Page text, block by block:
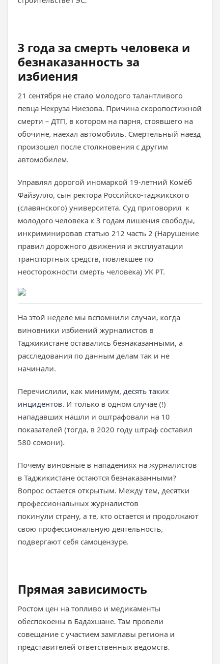
3 года за смерть человека и
безнаказанность за
избиения
21 сентября не стало молодого талантливого
певца Некруза Ниёзова. Причина скоропостижной
смерти – ДТП, в котором на парня, стоявшего на
обочине, наехал автомобиль. Смертельный наезд
произошел после столкновения с другим
автомобилем.
Управлял дорогой иномаркой 19-летний Комёб
Файзулло, сын ректора Российско-таджикского
(славянского) университета. Суд приговорил к
молодого человека к 3 годам лишения свободы,
инкриминировав статью 212 часть 2 (Нарушение
правил дорожного движения и эксплуатации
транспортных средств, повлекшее по
неосторожности смерть человека) УК РТ.
На этой неделе мы вспомнили случаи, когда
виновники избиений журналистов в
Таджикистане оставались безнаказанными, а
расследования по данным делам так и не
начинали.
Перечислили, как минимум, десять таких
инцидентов. И только в одном случае (!)
нападавших нашли и оштрафовали на 10
показателей (тогда, в 2020 году штраф составил
580 сомони).
Почему виновные в нападениях на журналистов
в Таджикистане остаются безнаказанными?
Вопрос остается открытым. Между тем, десятки
профессиональных журналистов
покинули страну, а те, кто остается и продолжают
свою профессиональную деятельность,
подвергают себя самоцензуре.
Прямая зависимость
Ростом цен на топливо и медикаменты
обеспокоены в Бадахшане. Там провели
совещание с участием замглавы региона и
представителей ответственных ведомств.